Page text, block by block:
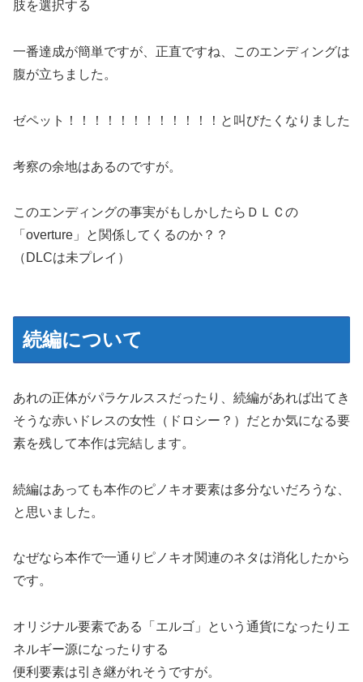
肢を選択する
一番達成が簡単ですが、正直ですね、このエンディングは
腹が立ちました。
ゼペット！！！！！！！！！！！！と叫びたくなりました
考察の余地はあるのですが。
このエンディングの事実がもしかしたらＤＬＣの
「overture」と関係してくるのか？？
（DLCは未プレイ）
続編について
あれの正体がパラケルススだったり、続編があれば出てき
そうな赤いドレスの女性（ドロシー？）だとか気になる要
素を残して本作は完結します。
続編はあっても本作のピノキオ要素は多分ないだろうな、
と思いました。
なぜなら本作で一通りピノキオ関連のネタは消化したから
です。
オリジナル要素である「エルゴ」という通貨になったりエ
ネルギー源になったりする
便利要素は引き継がれそうですが。